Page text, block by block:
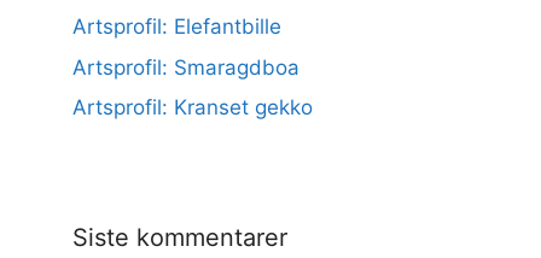
Artsprofil: Elefantbille
Artsprofil: Smaragdboa
Artsprofil: Kranset gekko
Siste kommentarer